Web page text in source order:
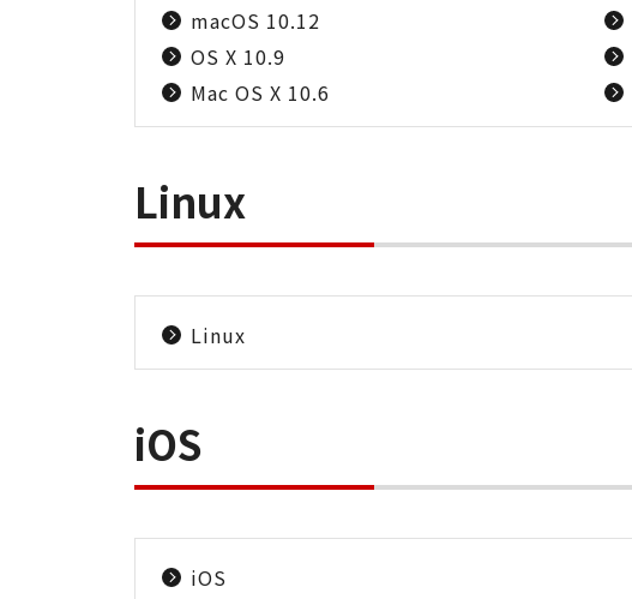
macOS 10.12
OS X 10.9
Mac OS X 10.6
Linux
Linux
iOS
iOS